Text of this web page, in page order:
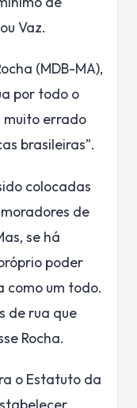
Vaz.
(MDB-MA),
por todo o
muito errado
brasileiras”.
colocadas
de
se há
poder
como um todo.
de rua que
Rocha.
o Estatuto da